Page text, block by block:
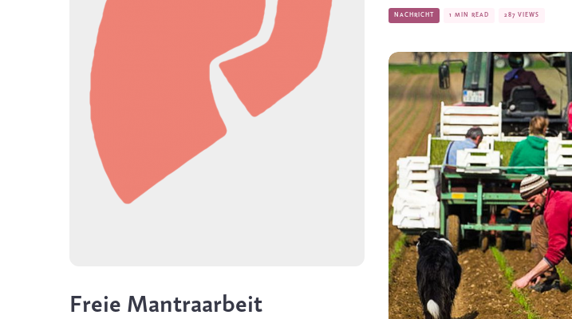
Freie Mantraarbeit
NACHRICHT 1 MIN READ 287 VIEWS